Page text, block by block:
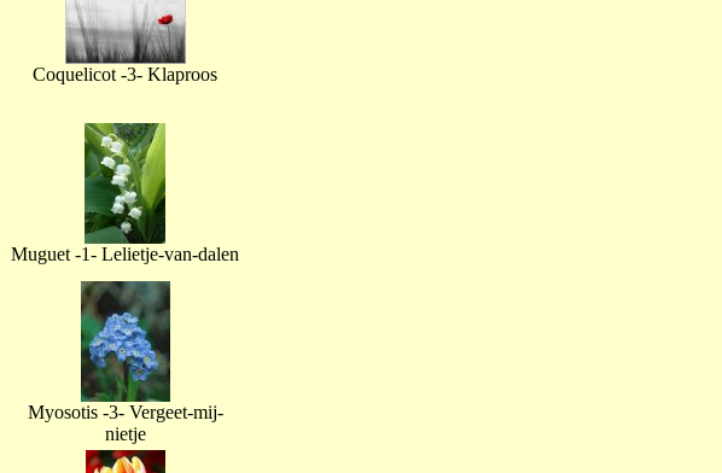
Coquelicot -3- Klaproos
Muguet -1- Lelietje-van-dalen
Myosotis -3- Vergeet-mij-
nietje